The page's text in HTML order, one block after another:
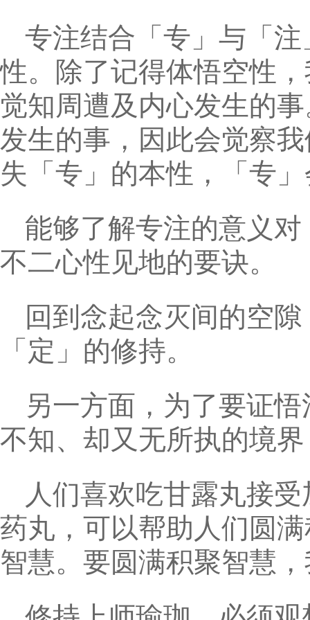
专注结合「专」与「
性。除了记得体悟空性
觉知周遭及内心发生的
发生的事，因此会觉察
失「专」的本性，「专
能够了解专注的意义
不二心性见地的要诀。
回到念起念灭间的空
「定」的修持。
另一方面，为了要证
不知、却又无所执的境
人们喜欢吃甘露丸接
药丸，可以帮助人们圆
智慧。要圆满积聚智慧